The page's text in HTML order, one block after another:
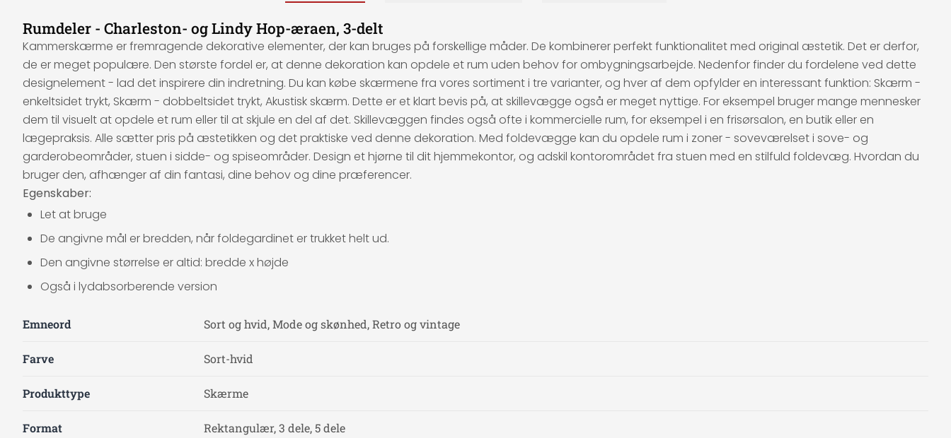
Rumdeler - Charleston- og Lindy Hop-æraen, 3-delt
Kammerskærme er fremragende dekorative elementer, der kan bruges på forskellige måder. De kombinerer perfekt funktionalitet med original æstetik. Det er derfor,
de er meget populære. Den største fordel er, at denne dekoration kan opdele et rum uden behov for ombygningsarbejde. Nedenfor finder du fordelene ved dette
designelement - lad det inspirere din indretning. Du kan købe skærmene fra vores sortiment i tre varianter, og hver af dem opfylder en interessant funktion: Skærm -
enkeltsidet trykt, Skærm - dobbeltsidet trykt, Akustisk skærm. Dette er et klart bevis på, at skillevægge også er meget nyttige. For eksempel bruger mange mennesker
dem til visuelt at opdele et rum eller til at skjule en del af det. Skillevæggen findes også ofte i kommercielle rum, for eksempel i en frisørsalon, en butik eller en
lægepraksis. Alle sætter pris på æstetikken og det praktiske ved denne dekoration. Med foldevægge kan du opdele rum i zoner - soveværelset i sove- og
garderobeområder, stuen i sidde- og spiseområder. Design et hjørne til dit hjemmekontor, og adskil kontorområdet fra stuen med en stilfuld foldevæg. Hvordan du
bruger den, afhænger af din fantasi, dine behov og dine præferencer.
Egenskaber:
Let at bruge
De angivne mål er bredden, når foldegardinet er trukket helt ud.
Den angivne størrelse er altid: bredde x højde
Også i lydabsorberende version
Emneord Sort og hvid, Mode og skønhed, Retro og vintage
Farve Sort-hvid
Produkttype Skærme
Format Rektangulær, 3 dele, 5 dele